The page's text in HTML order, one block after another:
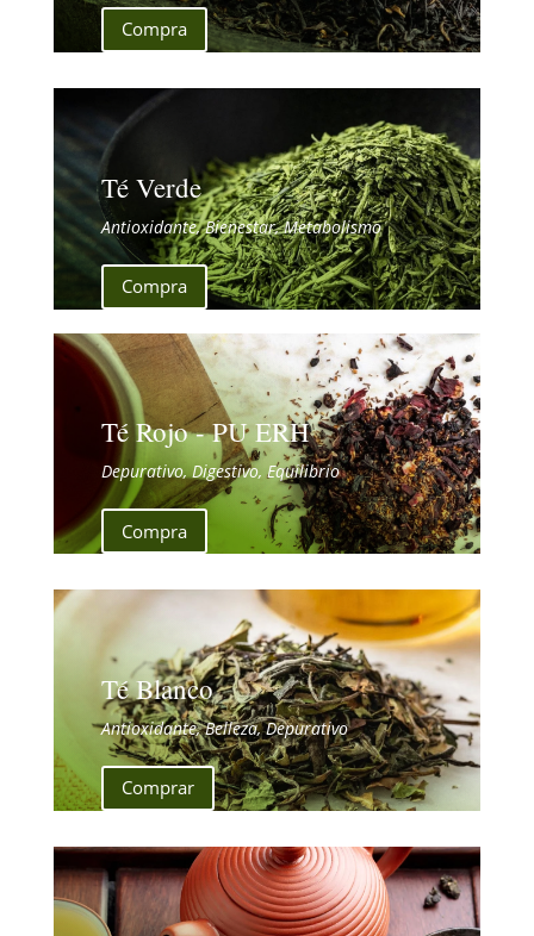
Compra
Té Verde
Antioxidante, Bienestar, Metabolismo
Compra
Té Rojo - PU ERH
Depurativo, Digestivo, Equilibrio
Compra
Té Blanco
Antioxidante, Belleza, Depurativo
Comprar